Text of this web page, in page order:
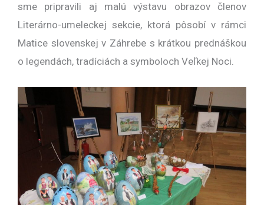
sme pripravili aj malú výstavu obrazov členov
Literárno-umeleckej sekcie, ktorá pôsobí v rámci
Matice slovenskej v Záhrebe s krátkou prednáškou
o legendách, tradíciách a symboloch Veľkej Noci.